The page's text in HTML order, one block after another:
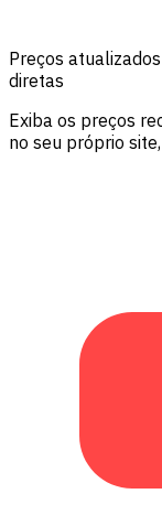
Preços
diretas
Exiba os preços
no seu próprio